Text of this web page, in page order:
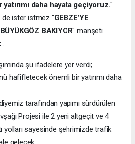
daha hayata geçiyoruz."
de ister istmez "GEBZE’YE
BAKIYOR" manşeti
şu ifadelere yer verdi;
hafifletecek önemli bir yatırımı daha
tarafından yapımı sürdürülen
Projesi ile 2 yeni altgeçit ve 4
yolları sayesinde şehrimizde trafik
gelecek.